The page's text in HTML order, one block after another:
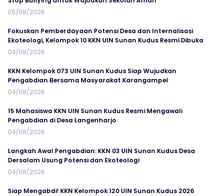
05/08/2026
Fokuskan Pemberdayaan Potensi Desa dan Internalisasi
Ekoteologi, Kelompok 10 KKN UIN Sunan Kudus Resmi Dibuka
04/08/2026
KKN Kelompok 073 UIN Sunan Kudus Siap Wujudkan
Pengabdian Bersama Masyarakat Karangampel
04/08/2026
15 Mahasiswa KKN UIN Sunan Kudus Resmi Mengawali
Pengabdian di Desa Langenharjo
04/08/2026
Langkah Awal Pengabdian: KKN 03 UIN Sunan Kudus Desa
Dersalam Usung Potensi dan Ekoteologi
04/08/2026
Siap Mengabdi! KKN Kelompok 120 UIN Sunan Kudus 2026